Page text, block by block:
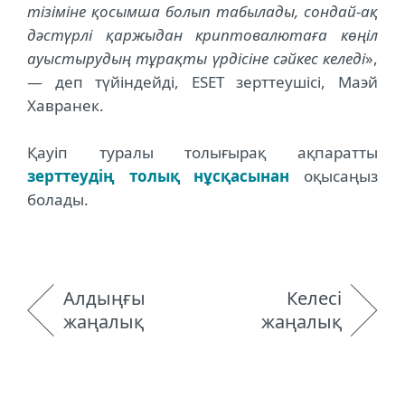
тізіміне қосымша болып табылады, сондай-ақ
дәстүрлі қаржыдан криптовалютаға көңіл
ауыстырудың тұрақты үрдісіне сәйкес келеді»,
— деп түйіндейді, ESET зерттеушісі, Маэй
Хавранек.
Қауіп туралы толығырақ ақпаратты
зерттеудің толық нұсқасынан оқысаңыз
болады.
Алдыңғы
жаңалық
Келесі
жаңалық